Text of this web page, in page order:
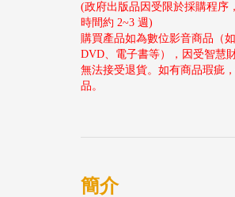
(政府出版品因受限於採購程序
時間約 2~3 週)
購買產品如為數位影音商品（如
DVD、電子書等），因受智慧
無法接受退貨。如有商品瑕疵
品。
簡介